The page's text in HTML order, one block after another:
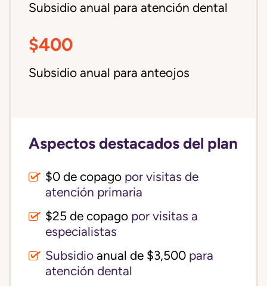
Subsidio anual para atención dental
$400
Subsidio anual para anteojos
Aspectos destacados del plan
$0 de copago por visitas de
atención primaria
$25 de copago por visitas a
especialistas
Subsidio anual de $3,500 para
atención dental